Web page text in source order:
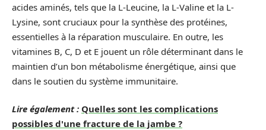
acides aminés, tels que la L-Leucine, la L-Valine et la L-
Lysine, sont cruciaux pour la synthèse des protéines,
essentielles à la réparation musculaire. En outre, les
vitamines B, C, D et E jouent un rôle déterminant dans le
maintien d’un bon métabolisme énergétique, ainsi que
dans le soutien du système immunitaire.
Lire également : Quelles sont les complications
possibles d'une fracture de la jambe ?